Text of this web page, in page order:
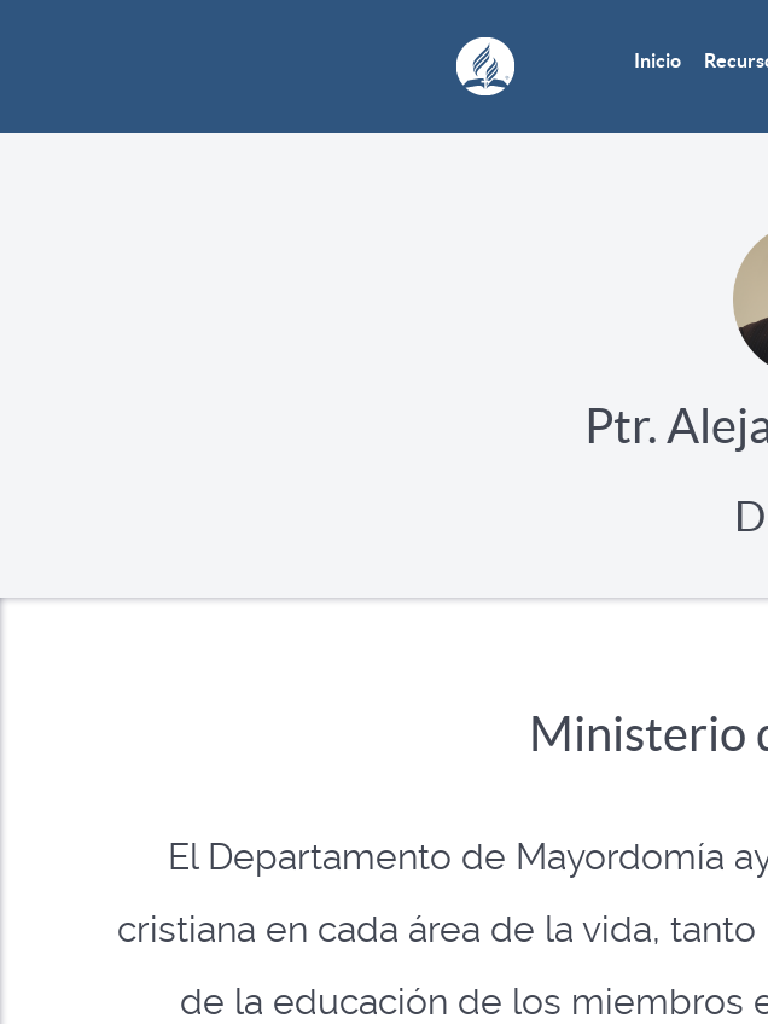
Inicio
Ptr.
Ministerio
El Departamento de Mayordomía
cristiana en cada área de la vida,
de la educación de los miembros